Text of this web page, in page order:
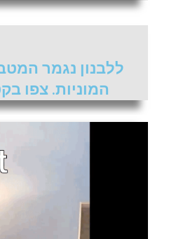
ללבנון נגמר
המוניות. צפו